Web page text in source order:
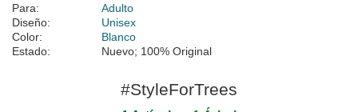
Para:
Adulto
Diseño:
Unisex
Color:
Blanco
Estado:
Nuevo; 100% Original
#StyleForTrees